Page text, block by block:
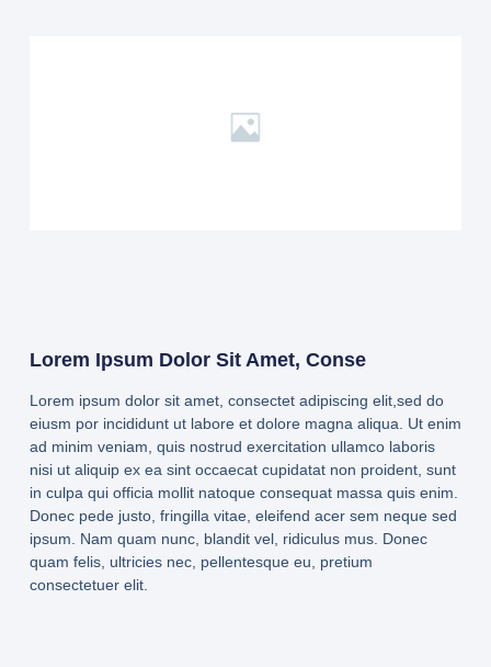
Lorem Ipsum Dolor Sit Amet, Conse
Lorem ipsum dolor sit amet, consectet adipiscing elit,sed do
eiusm por incididunt ut labore et dolore magna aliqua. Ut enim
ad minim veniam, quis nostrud exercitation ullamco laboris
nisi ut aliquip ex ea sint occaecat cupidatat non proident, sunt
in culpa qui officia mollit natoque consequat massa quis enim.
Donec pede justo, fringilla vitae, eleifend acer sem neque sed
ipsum. Nam quam nunc, blandit vel, ridiculus mus. Donec
quam felis, ultricies nec, pellentesque eu, pretium
consectetuer elit.